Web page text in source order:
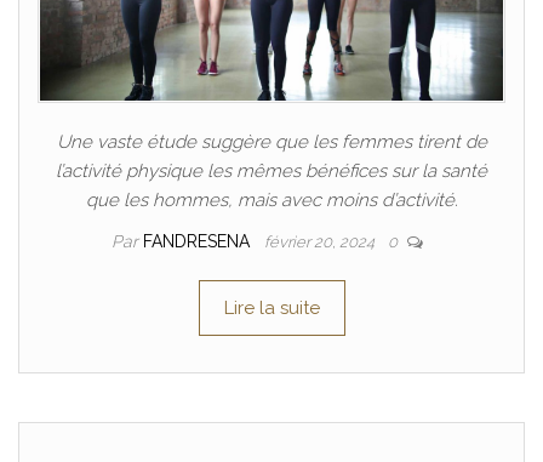
Une vaste étude suggère que les femmes tirent de
l’activité physique les mêmes bénéfices sur la santé
que les hommes, mais avec moins d’activité.
Par FANDRESENA février 20, 2024 0
Lire la suite